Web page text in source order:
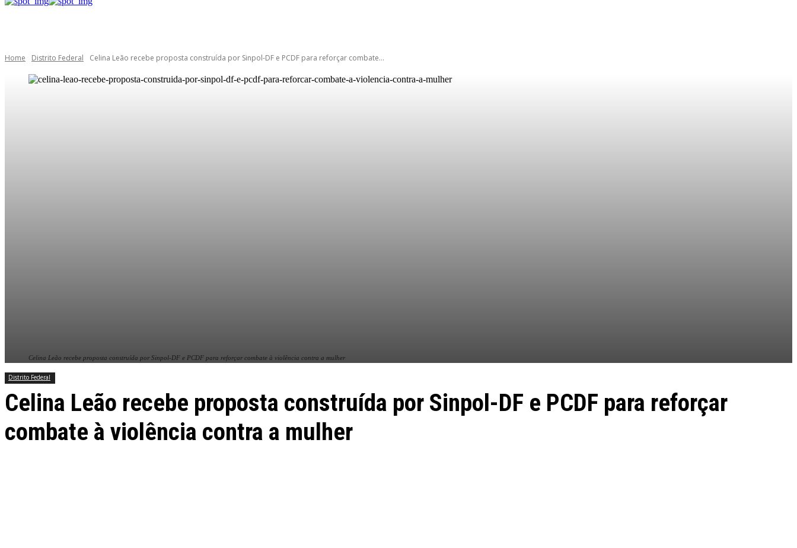
Home Distrito Federal Celina Leão recebe proposta construída por Sinpol-DF e PCDF para reforçar combate...
Celina Leão recebe proposta construída por Sinpol-DF e PCDF para reforçar combate à violência contra a mulher
Distrito Federal
Celina Leão recebe proposta construída por Sinpol-DF e PCDF para reforçar
combate à violência contra a mulher